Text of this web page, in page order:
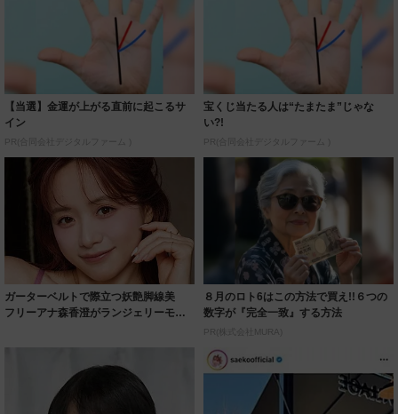
【当選】金運が上がる直前に起こるサ
イン
PR(合同会社デジタルファーム )
宝くじ当たる人は“たまたま”じゃな
い?!
PR(合同会社デジタルファーム )
ガーターベルトで際立つ妖艶脚線美
フリーアナ森香澄がランジェリーモデ
８月のロト6はこの方法で買え!!６つの
数字が『完全一致』する方法
PR(株式会社MURA)